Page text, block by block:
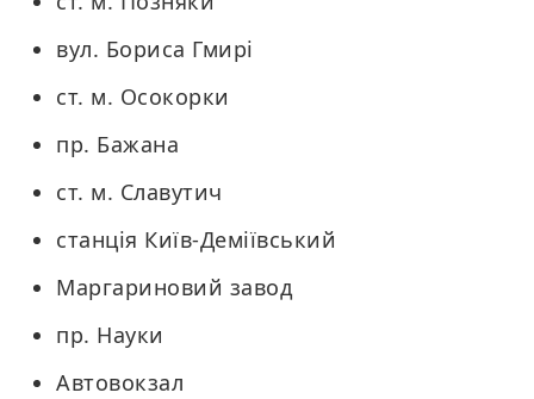
вул. Бориса Гмирі
ст. м. Осокорки
пр. Бажана
ст. м. Славутич
станція Київ-Деміївський
Маргариновий завод
пр. Науки
Автовокзал